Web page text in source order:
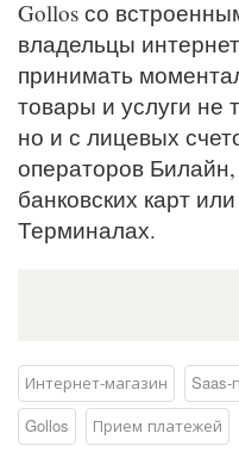
Gollos со
владельцы
принимать
товары и услуги не
но и с лицевых
операторов
банковских карт
Терминалах.
Интернет-магазин Saas-
Gollos
Прием платежей